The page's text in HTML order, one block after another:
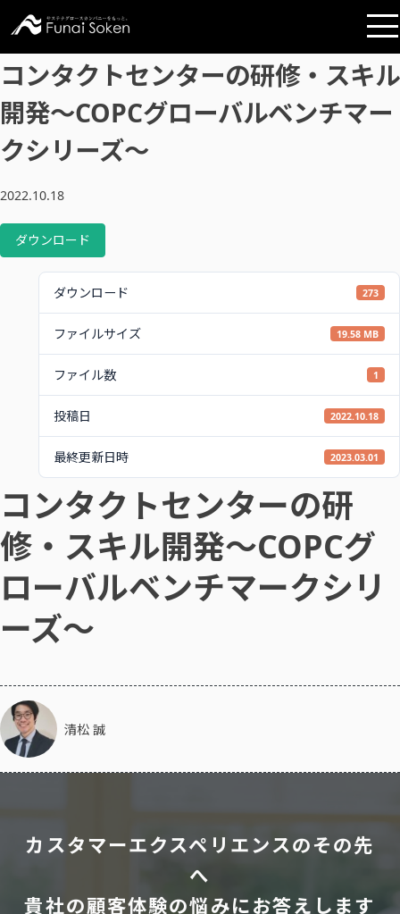
コンタクトセンターの研修・スキル
開発～COPCグローバルベンチマー
クシリーズ～
2022.10.18
ダウンロード
ダウンロード 273
ファイルサイズ 19.58 MB
ファイル数 1
投稿日 2022.10.18
最終更新日時 2023.03.01
コンタクトセンターの研
修・スキル開発～COPCグ
ローバルベンチマークシリ
ーズ～
清松 誠
カスタマーエクスペリエンスのその先
へ
貴社の顧客体験の悩みにお答えします